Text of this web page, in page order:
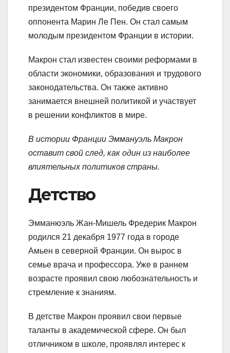
президентом Франции, победив своего
оппонента Марин Ле Пен. Он стал самым
молодым президентом Франции в истории.
Макрон стал известен своими реформами в
области экономики, образования и трудового
законодательства. Он также активно
занимается внешней политикой и участвует
в решении конфликтов в мире.
В истории Франции Эммануэль Макрон
оставит свой след, как один из наиболее
влиятельных политиков страны.
Детство
Эмманюэль Жан-Мишель Фредерик Макрон
родился 21 декабря 1977 года в городе
Амьен в северной Франции. Он вырос в
семье врача и профессора. Уже в раннем
возрасте проявил свою любознательность и
стремление к знаниям.
В детстве Макрон проявил свои первые
таланты в академической сфере. Он был
отличником в школе, проявлял интерес к